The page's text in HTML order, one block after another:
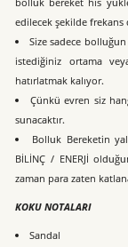
edilecek şekilde frekans
Size sadece
istediğiniz ortama
hatırlatmak kalıyor.
Çünkü evren siz
sunacaktır.
Bolluk Bereketin
BİLİNÇ / ENERJİ
zaman para zaten
KOKU NOTALARI
Sandal